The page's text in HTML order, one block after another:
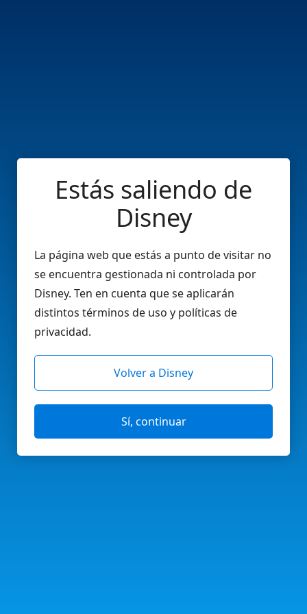
Estás saliendo de
Disney
La página web que estás a punto de visitar no
se encuentra gestionada ni controlada por
Disney. Ten en cuenta que se aplicarán
distintos términos de uso y políticas de
privacidad.
Volver a Disney
Sí, continuar